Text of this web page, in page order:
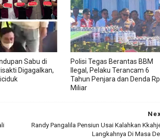
Sabu di
Digagalkan,
Polisi Tegas Berantas BBM
Ilegal, Pelaku Terancam 6
Tahun Penjara dan Denda
Miliar
Randy Pangalila Pensiun Usai Kalahkan
Langkahnya Di Masa